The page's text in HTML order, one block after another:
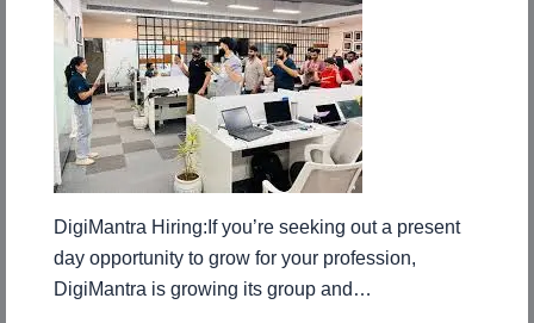
DigiMantra Hiring:If you’re seeking out a present
day opportunity to grow for your profession,
DigiMantra is growing its group and…